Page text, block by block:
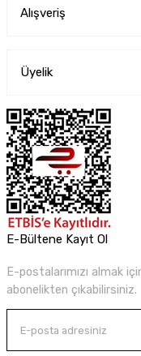
Alışveriş
Üyelik
E-Bültene Kayıt Ol
E-postalarımızı almak
abonelikten çıkabilirsiniz.